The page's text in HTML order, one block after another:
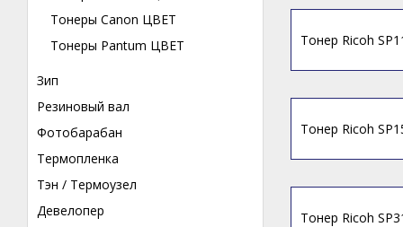
Тонеры Canon ЦВЕТ
Тонеры Pantum ЦВЕТ
Зип
Резиновый вал
Фотобарабан
Термопленка
Тэн / Термоузел
Девелопер
Тонер Ricoh
Тонер Ricoh
Тонер Ricoh